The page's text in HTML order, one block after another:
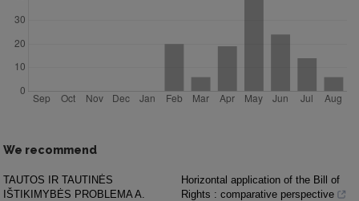
We recommend
TAUTOS IR TAUTINĖS
IŠTIKIMYBĖS PROBLEMA A.
Horizontal application of the Bill of
Rights : comparative perspective